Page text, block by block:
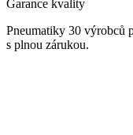
Garance kvality
Pneumatiky 30 výrobců
s plnou zárukou.